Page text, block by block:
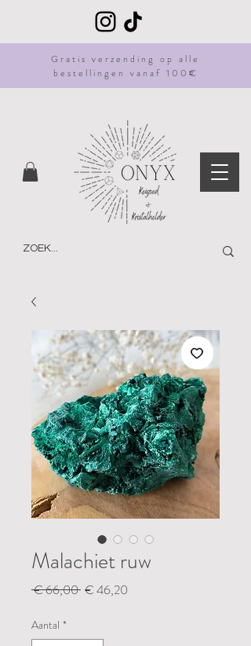
Gratis verzending op alle
bestellingen vanaf 100€
Malachiet ruw
€ 66,00 Normale
€ 46,20
Aantal *